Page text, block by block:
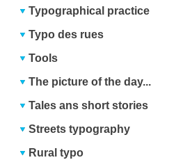
Typographical practice
Typo des rues
Tools
The picture of the day...
Tales ans short stories
Streets typography
Rural typo